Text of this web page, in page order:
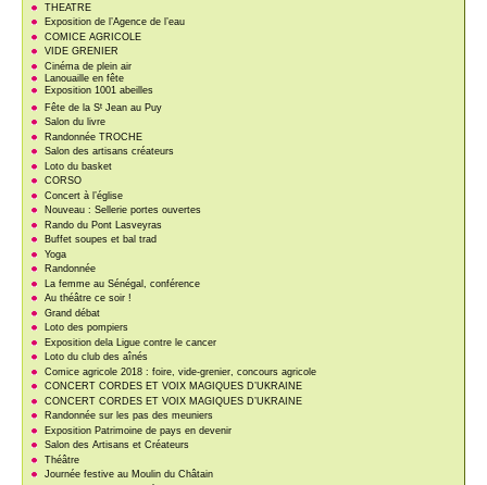
THEATRE
Exposition de l’Agence de l’eau
COMICE AGRICOLE
VIDE GRENIER
Cinéma de plein air
Lanouaille en fête
Exposition 1001 abeilles
Fête de la St Jean au Puy
Salon du livre
Randonnée TROCHE
Salon des artisans créateurs
Loto du basket
CORSO
Concert à l’église
Nouveau : Sellerie portes ouvertes
Rando du Pont Lasveyras
Buffet soupes et bal trad
Yoga
Randonnée
La femme au Sénégal, conférence
Au théâtre ce soir !
Grand débat
Loto des pompiers
Exposition dela Ligue contre le cancer
Loto du club des aînés
Comice agricole 2018 : foire, vide-grenier, concours agricole
CONCERT CORDES ET VOIX MAGIQUES D’UKRAINE
CONCERT CORDES ET VOIX MAGIQUES D’UKRAINE
Randonnée sur les pas des meuniers
Exposition Patrimoine de pays en devenir
Salon des Artisans et Créateurs
Théâtre
Journée festive au Moulin du Châtain